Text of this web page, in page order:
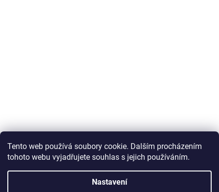
Tento web používá soubory cookie. Dalším procházením
tohoto webu vyjadřujete souhlas s jejich používáním.
Nastavení